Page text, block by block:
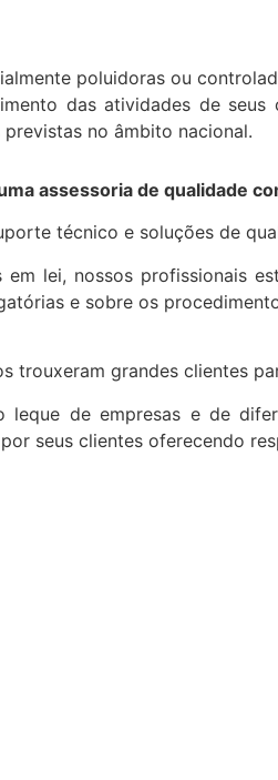
poluidoras ou
das atividades de
no âmbito nacional.
assessoria de qualidade
técnico e soluções de
lei, nossos profissionais
e sobre os
trouxeram grandes clientes
leque de empresas e de
seus clientes oferecendo